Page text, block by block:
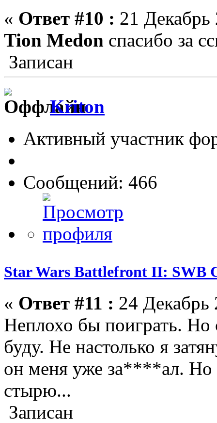
« Ответ #10 : 21
Tion Medon спасибо за
Записан
Kriton
Активный участник
Сообщений: 466
Star Wars Battlefront II: SWB
« Ответ #11 : 24 Декабрь
Неплохо бы поиграть. Но
буду. Не настолько я
он меня уже за****ал. Но
стырю...
Записан